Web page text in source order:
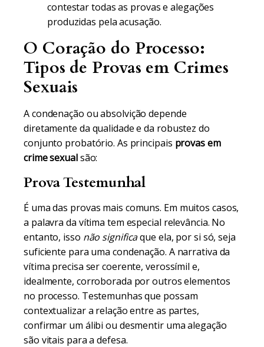
contestar todas as provas e alegações
produzidas pela acusação.
O Coração do Processo:
Tipos de Provas em Crimes
Sexuais
A condenação ou absolvição depende
diretamente da qualidade e da robustez do
conjunto probatório. As principais provas em
crime sexualsão:
Prova Testemunhal
É uma das provas mais comuns. Em muitos casos,
a palavra da vítima tem especial relevância. No
entanto, isso não significaque ela, por si só, seja
suficiente para uma condenação. A narrativa da
vítima precisa ser coerente, verossímil e,
idealmente, corroborada por outros elementos
no processo. Testemunhas que possam
contextualizar a relação entre as partes,
confirmar um álibi ou desmentir uma alegação
são vitais para a defesa.